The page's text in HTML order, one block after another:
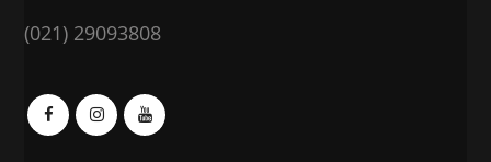
(021) 29093808